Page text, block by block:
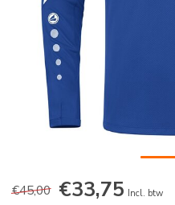
€45,00 €33,75 Incl. btw